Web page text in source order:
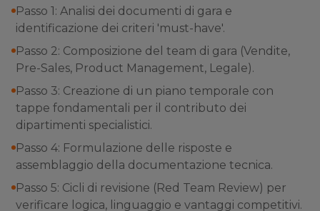
Passo 1: Analisi dei documenti di gara e
identificazione dei criteri 'must-have'.
Passo 2: Composizione del team di gara (Vendite,
Pre-Sales, Product Management, Legale).
Passo 3: Creazione di un piano temporale con
tappe fondamentali per il contributo dei
dipartimenti specialistici.
Passo 4: Formulazione delle risposte e
assemblaggio della documentazione tecnica.
Passo 5: Cicli di revisione (Red Team Review) per
verificare logica, linguaggio e vantaggi competitivi.